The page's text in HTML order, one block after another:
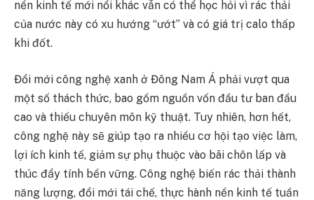
nền kinh tế mới nổi khác vẫn có thể học hỏi vì rác thải
của nước này có xu hướng “ướt” và có giá trị calo thấp
khi đốt.
Đổi mới công nghệ xanh ở Đông Nam Á phải vượt qua
một số thách thức, bao gồm nguồn vốn đầu tư ban đầu
cao và thiếu chuyên môn kỹ thuật. Tuy nhiên, hơn hết,
công nghệ này sẽ giúp tạo ra nhiều cơ hội tạo việc làm,
lợi ích kinh tế, giảm sự phụ thuộc vào bãi chôn lấp và
thúc đẩy tính bền vững. Công nghệ biến rác thải thành
năng lượng, đổi mới tái chế, thực hành nền kinh tế tuần